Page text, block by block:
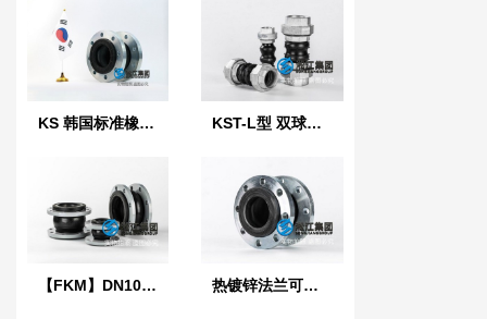
KS 韩国标准橡胶防震接头 KST-L型 双球体螺纹橡胶接头
【FKM】DN100氟橡胶挠性接管 热镀锌法兰可曲挠橡胶接头